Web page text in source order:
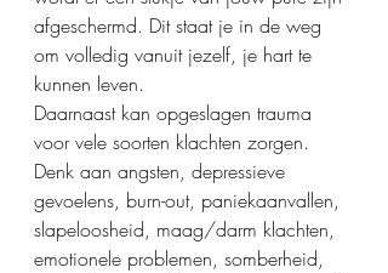
afgeschermd. Dit staat je in de weg
om volledig vanuit jezelf, je hart te
kunnen leven.
Daarnaast kan opgeslagen trauma
voor vele soorten klachten zorgen.
Denk aan angsten, depressieve
gevoelens, burn-out, paniekaanvallen,
slapeloosheid, maag/darm klachten,
emotionele problemen, somberheid,